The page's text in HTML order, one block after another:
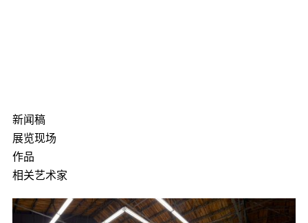
新闻稿
展览现场
作品
相关艺术家